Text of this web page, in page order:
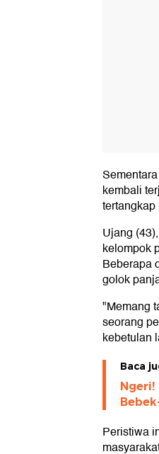
kembali
Ujang
kelompok
Beberapa
golok
"Memang
seorang
kebetulan
Baca
Peristiwa